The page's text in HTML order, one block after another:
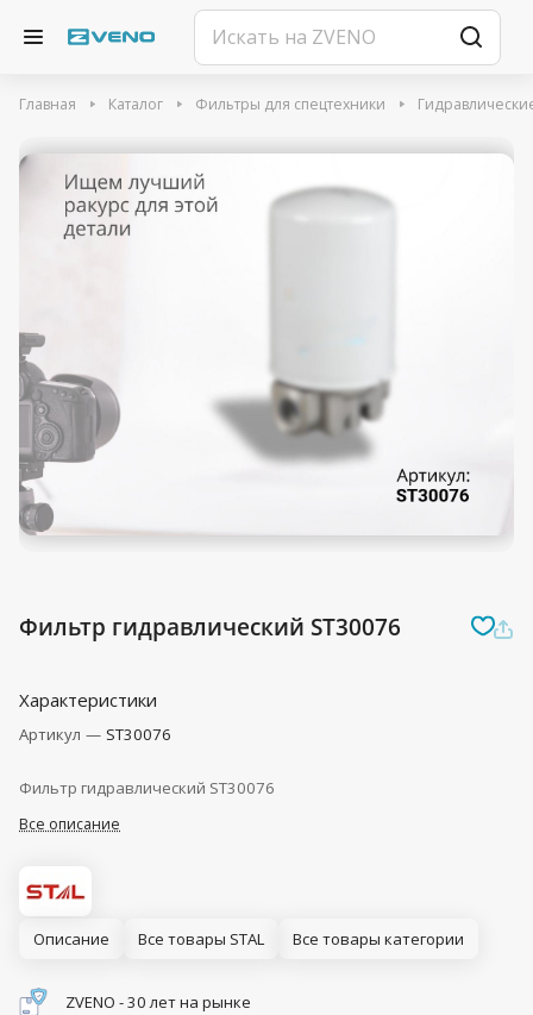
Главная Каталог Фильтры для спецтехники
Фильтр гидравлический ST30076
Характеристики
Артикул — ST30076
Фильтр гидравлический ST30076
Все описание
Описание Все товары STAL Все товары категории
ZVENO - 30 лет на рынке